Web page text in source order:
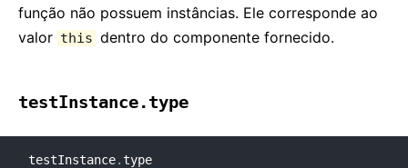
função não possuem instâncias. Ele corresponde ao
valor this dentro do componente fornecido.
testInstance.type
testInstance. type